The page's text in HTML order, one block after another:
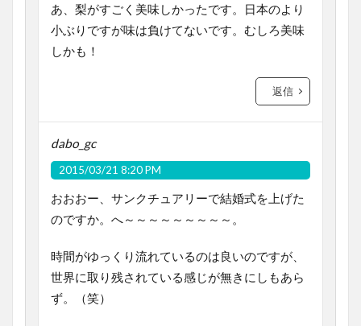
あ、梨がすごく美味しかったです。日本のより
小ぶりですが味は負けてないです。むしろ美味
しかも！
返信
dabo_gc
2015/03/21 8:20 PM
おおおー、サンクチュアリーで結婚式を上げた
のですか。へ～～～～～～～～～。
時間がゆっくり流れているのは良いのですが、
世界に取り残されている感じが無きにしもあら
ず。（笑）